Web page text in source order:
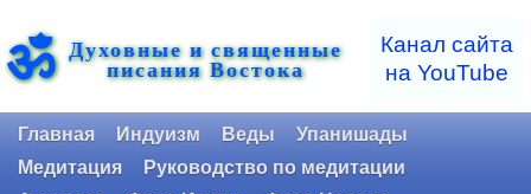
ॐ Духовные и священные
писания Востока
Канал сайта
на YouTube
Главная Индуизм Веды
Упанишады
Медитация
Руководство по медитации